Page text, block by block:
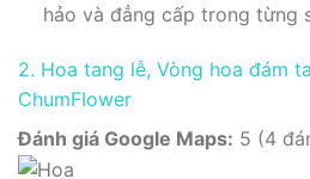
hảo và đẳng cấp trong từng
2. Hoa tang lễ, Vòng hoa đám
ChumFIower
Đánh giá Google Maps: 5 (4